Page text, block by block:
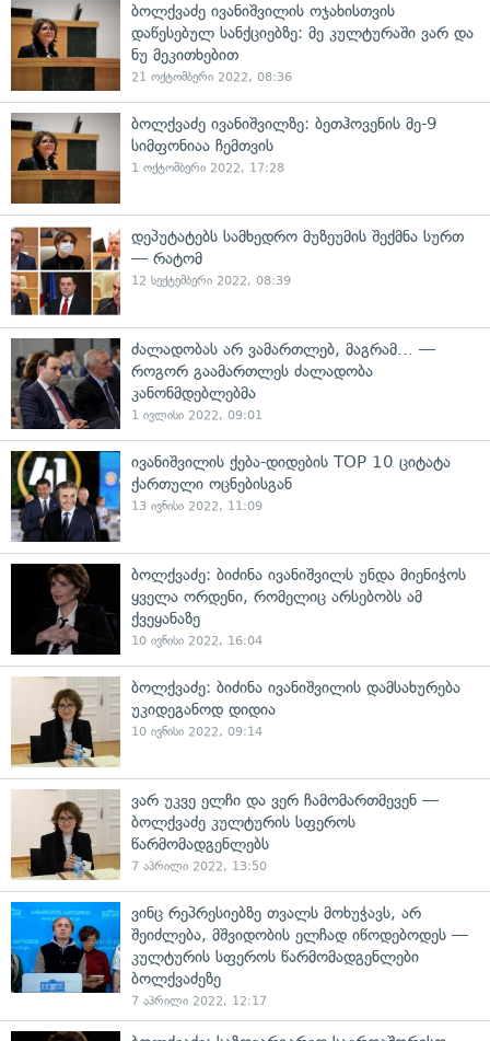
ბოლქვაძე ივანიშვილის ოჯახისთვის
დაწესებულ სანქციებზე: მე კულტურაში ვარ და
ნუ მეკითხებით
21 ოქტომბერი 2022, 08:36
ბოლქვაძე ივანიშვილზე: ბეთჰოვენის მე-9
სიმფონიაა ჩემთვის
1 ოქტომბერი 2022, 17:28
დეპუტატებს სამხედრო მუზეუმის შექმნა სურთ
— რატომ
12 სექტემბერი 2022, 08:39
ძალადობას არ ვამართლებ, მაგრამ... —
როგორ გაამართლეს ძალადობა
კანონმდებლებმა
1 ივლისი 2022, 09:01
ივანიშვილის ქება-დიდების TOP 10 ციტატა
ქართული ოცნებისგან
13 ივნისი 2022, 11:09
ბოლქვაძე: ბიძინა ივანიშვილს უნდა მიენიჭოს
ყველა ორდენი, რომელიც არსებობს ამ
ქვეყანაზე
10 ივნისი 2022, 16:04
ბოლქვაძე: ბიძინა ივანიშვილის დამსახურება
უკიდეგანოდ დიდია
10 ივნისი 2022, 09:14
ვარ უკვე ელჩი და ვერ ჩამომართმევენ —
ბოლქვაძე კულტურის სფეროს
წარმომადგენლებს
7 აპრილი 2022, 13:50
ვინც რეპრესიებზე თვალს მოხუჭავს, არ
შეიძლება, მშვიდობის ელჩად იწოდებოდეს —
კულტურის სფეროს წარმომადგენლები
ბოლქვაძეზე
7 აპრილი 2022, 12:17